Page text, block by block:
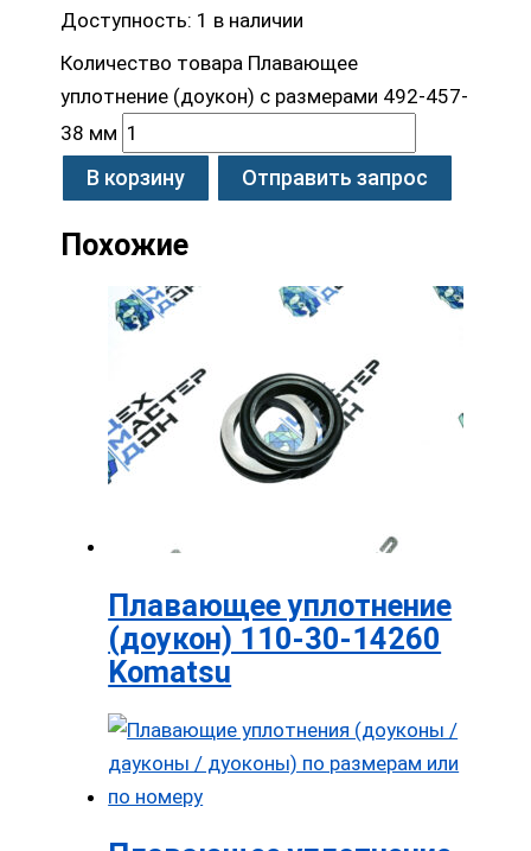
Доступность: 1 в наличии
Количество товара Плавающее
уплотнение (доукон) с размерами 492-457-
38 мм
В корзину Отправить запрос
Похожие
Плавающее уплотнение
(доукон) 110-30-14260
Komatsu